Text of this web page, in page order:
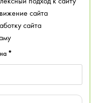
подход к сайту
сайта
сайта
*